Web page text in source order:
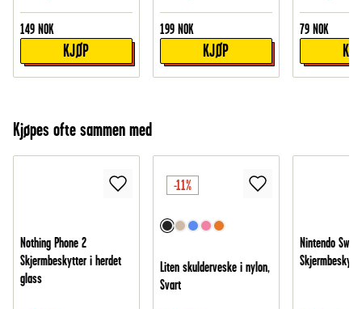
149 NOK
KJØP
199 NOK
KJØP
79 NOK
Kjøpes ofte sammen med
Nothing Phone 2
Skjermbeskytter i herdet
glass
-11%
Liten skulderveske i nylon,
Svart
Nintendo